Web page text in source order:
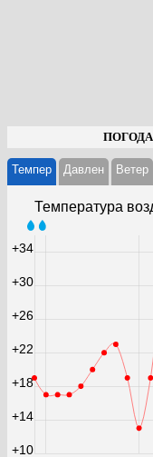
Темпер Давлен Ветер
Температура
+10
+14
+18
+22
+26
+30
+34